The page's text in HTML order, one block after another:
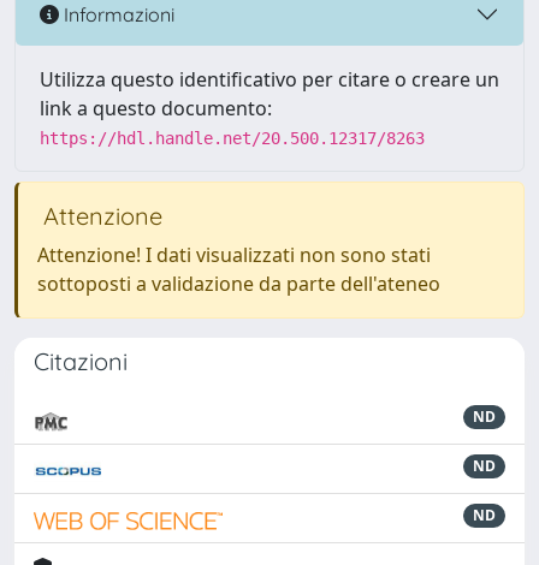
Informazioni
Utilizza questo identificativo per citare o creare un
link a questo documento:
https://hdl.handle.net/20.500.12317/8263
Attenzione
Attenzione! I dati visualizzati non sono stati
sottoposti a validazione da parte dell'ateneo
Citazioni
ND
ND
ND